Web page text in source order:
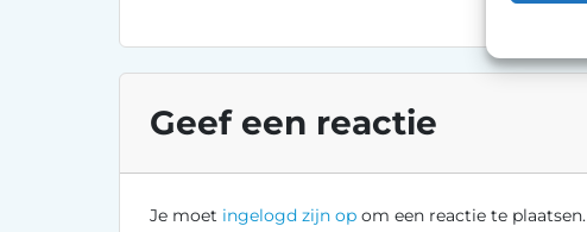
e
o
o
k
o
o
n
l
s
p
p
bl di
e
n
Geef een reactie
Je moet ingelogd zijn op om een reactie te plaatsen.